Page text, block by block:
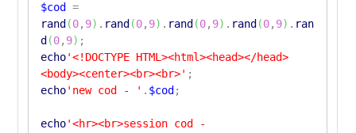
$cod
=
rand (0, 9) . rand (0, 9) . rand (0, 9) . rand (0, 9) . ran
d (0, 9) ;
echo'<!DOCTYPE HTML><html><head></head>
<body><center><br><br>' ;
echo'new cod - ' . $cod ;
echo'<hr><br>session cod -